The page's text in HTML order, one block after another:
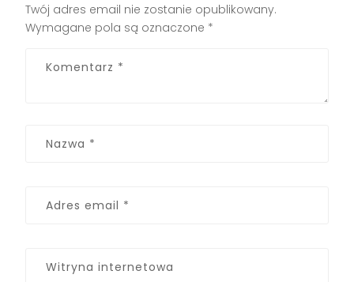
Twój adres email nie zostanie opublikowany.
Wymagane pola są oznaczone *